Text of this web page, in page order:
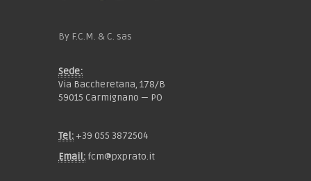
By F.C.M. & C. sas
Sede:
Via Baccheretana, 178/B
59015 Carmignano — PO
Tel: +39 055 3872504
Email: fcm@pxprato.it